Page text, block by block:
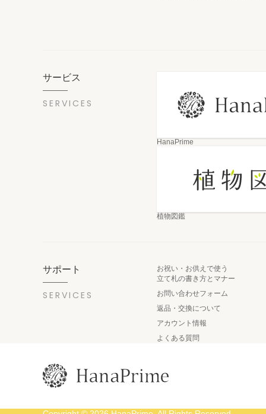
サービス
SERVICES
HanaPrime
植物図鑑
サポート
SERVICES
お祝い・お供えで使う
立て札の書き方とマナー
お問い合わせフォーム
返品・交換について
アカウント情報
よくある質問